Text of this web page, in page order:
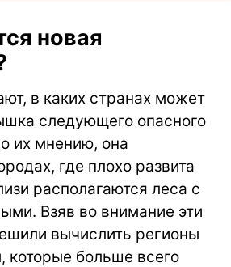
новая
в каких странах может
следующего опасного
их мнению, она
где плохо развита
располагаются леса с
Взяв во внимание эти
вычислить регионы
которые больше всего